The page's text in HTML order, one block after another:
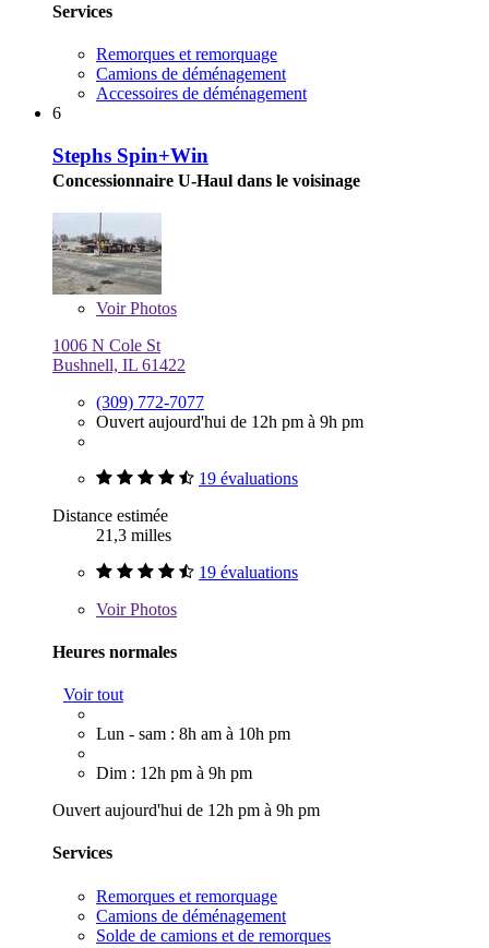
Services
Remorques et remorquage
Camions de déménagement
Accessoires de déménagement
6
Stephs Spin+Win
Concessionnaire U-Haul dans le voisinage
VoirPhotos
1006 N Cole St
Bushnell, IL 61422
(309) 772-7077
Ouvert aujourd'hui de 12h pm à 9h pm
19 évaluations
Distance estimée
21,3 milles
19 évaluations
VoirPhotos
Heures normales
Voir tout
Lun - sam : 8h am à 10h pm
Dim : 12h pm à 9h pm
Ouvert aujourd'hui de 12h pm à 9h pm
Services
Remorques et remorquage
Camions de déménagement
Solde de camions et de remorques